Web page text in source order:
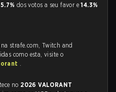
dos votos a seu favor e14.3%
strafe.com, Twitch and
como esta, visite o
.
no 2026 VALORANT